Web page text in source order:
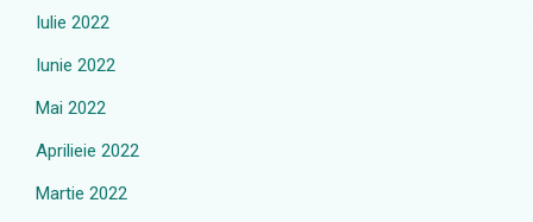
Iulie 2022
Iunie 2022
Mai 2022
Aprilieie 2022
Martie 2022